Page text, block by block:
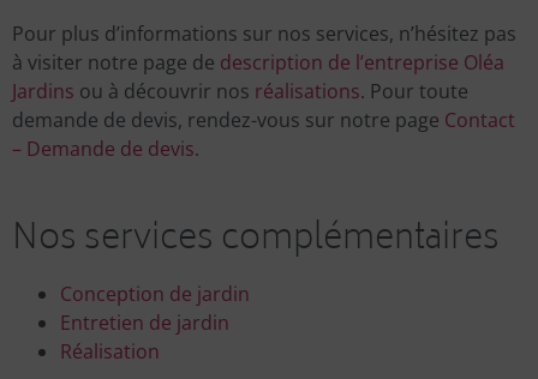
Pour plus d’informations sur nos services, n’hésitez pas
à visiter notre page de description de l’entreprise Oléa
Jardins ou à découvrir nos réalisations. Pour toute
demande de devis, rendez-vous sur notre page Contact
– Demande de devis.
Nos services complémentaires
Conception de jardin
Entretien de jardin
Réalisation